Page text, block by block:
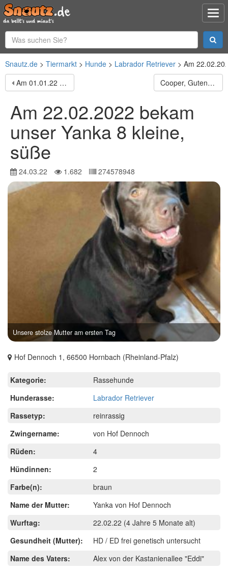
Snautz.de Tiermarkt Hunde Labrador Retriever
Am
Am 01.01.22 hat unsere reinrassige Französische
Cooper, Guten Tag ich verkaufe aus privaten Gründen
Am 22.02.2022 bekam
unser Yanka 8 kleine,
süße
24.03.22 1.682 274578948
Unsere stolze Mutter am ersten Tag
Hof Dennoch 1, 66500 Hornbach (Rheinland-Pfalz)
Kategorie:
Rassehunde
Hunderasse:
Labrador Retriever
Rassetyp:
reinrassig
Zwingername:
von Hof Dennoch
Rüden:
4
Hündinnen:
2
Farbe(n):
braun
Name der Mutter:
Yanka von Hof Dennoch
Wurftag:
22.02.22 (4 Jahre 5 Monate alt)
Gesundheit (Mutter):
HD / ED frei genetisch untersucht
Name des Vaters:
Alex von der Kastanienallee "Eddi"